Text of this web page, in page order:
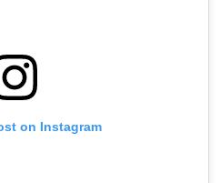
on Instagram